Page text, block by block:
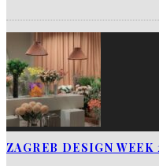
ZAGREB DESIGN